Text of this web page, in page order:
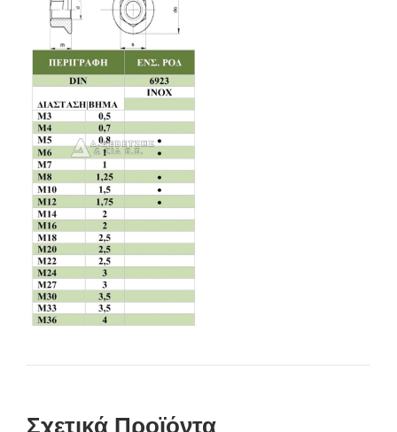
Σχετικά Προϊόντα